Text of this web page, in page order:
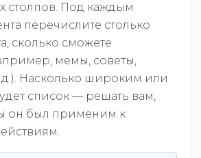
столпов. Под каждым
перечислите столько
сколько сможете
мемы, советы,
Насколько широким или
список — решать вам,
он был применим к